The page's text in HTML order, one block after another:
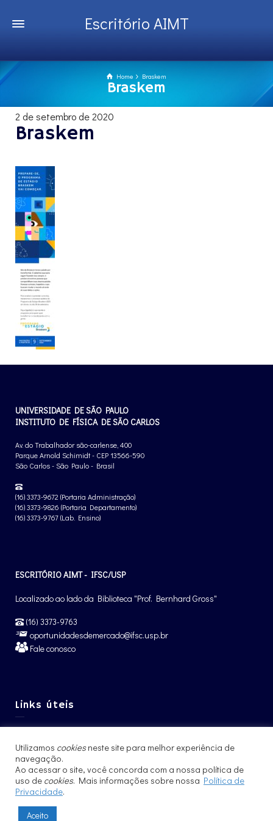
Escritório AIMT
Home Braskem
Braskem
2 de setembro de 2020
Braskem
UNIVERSIDADE DE SÃO PAULO
INSTITUTO DE FÍSICA DE SÃO CARLOS
Av. do Trabalhador são-carlense, 400
Parque Arnold Schimidt - CEP 13566-590
São Carlos - São Paulo - Brasil
(16) 3373-9672 (Portaria Administração)
(16) 3373-9826 (Portaria Departamento)
(16) 3373-9767 (Lab. Ensino)
ESCRITÓRIO AIMT - IFSC/USP
Localizado ao lado da Biblioteca "Prof. Bernhard Gross"
(16) 3373-9763
oportunidadesdemercado@ifsc.usp.br
Fale conosco
Links úteis
Pós-Graduação IFSC
Intercâmbio – CCNInt
Utilizamos cookiesneste site para melhor experiência de
navegação.
Ao acessar o site, você concorda com a nossa política de
uso de cookies. Mais informações sobre nossa Política de
Privacidade.
Aceito